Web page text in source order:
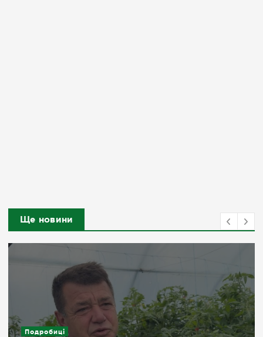
Ще новини
Подробиці